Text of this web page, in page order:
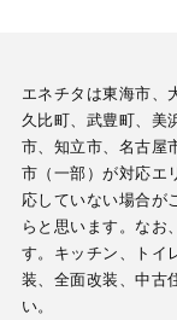
エネチタは東海市、
久比町、武豊町、美
市、知立市、名古屋
市（一部）が対応エ
応していない場合が
らと思います。なお
す。キッチン、トイ
装、全面改装、中古
い。